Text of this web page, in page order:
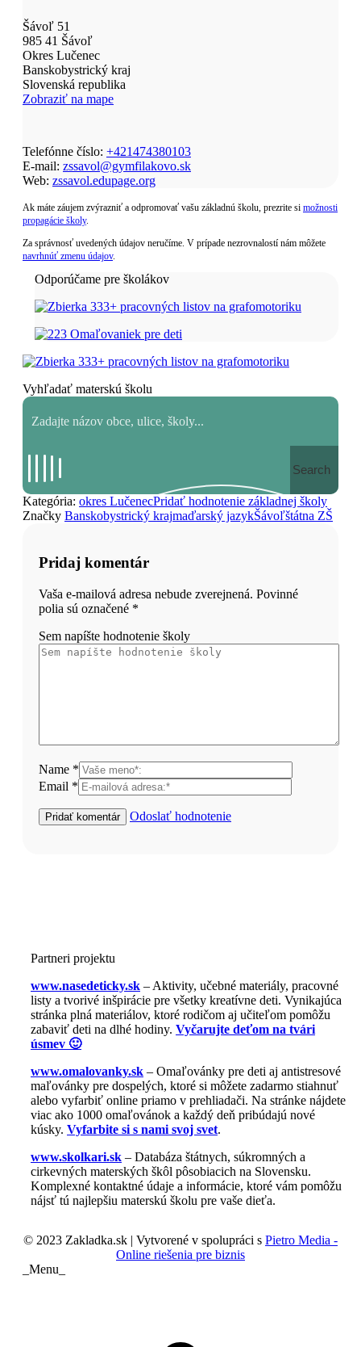
Šávoľ 51
985 41 Šávoľ
Okres Lučenec
Banskobystrický kraj
Slovenská republika
Zobraziť na mape
Telefónne číslo: +421474380103
E-mail: zssavol@gymfilakovo.sk
Web: zssavol.edupage.org
Ak máte záujem zvýrazniť a odpromovať vašu základnú školu, prezrite si možnosti
propagácie školy.
Za správnosť uvedených údajov neručíme. V prípade nezrovnalostí nám môžete
navrhnúť zmenu údajov.
Odporúčame pre školákov
Vyhľadať materskú školu
Search
Kategória: okres LučenecPridať hodnotenie základnej školy
Značky Banskobystrický krajmaďarský jazykŠávoľštátna ZŠ
Pridaj komentár
Vaša e-mailová adresa nebude zverejnená. Povinné
polia sú označené *
Sem napíšte hodnotenie školy
Name *
Email *
Odoslať hodnotenie
Partneri projektu
www.nasedeticky.sk – Aktivity, učebné materiály, pracovné
listy a tvorivé inšpirácie pre všetky kreatívne deti. Vynikajúca
stránka plná materiálov, ktoré rodičom aj učiteľom pomôžu
zabaviť deti na dlhé hodiny. Vyčarujte deťom na tvári
úsmev 🙂
www.omalovanky.sk – Omaľovánky pre deti aj antistresové
maľovánky pre dospelých, ktoré si môžete zadarmo stiahnuť
alebo vyfarbiť online priamo v prehliadači. Na stránke nájdete
viac ako 1000 omaľovánok a každý deň pribúdajú nové
kúsky. Vyfarbite si s nami svoj svet.
www.skolkari.sk – Databáza štátnych, súkromných a
cirkevných materských škôl pôsobiacich na Slovensku.
Komplexné kontaktné údaje a informácie, ktoré vám pomôžu
nájsť tú najlepšiu materskú školu pre vaše dieťa.
© 2023 Zakladka.sk | Vytvorené v spolupráci s Pietro Media -
Online riešenia pre biznis
_Menu_